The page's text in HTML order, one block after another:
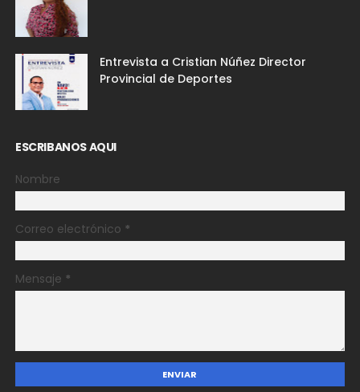
Entrevista a Cristian Núñez Director
Provincial de Deportes
ESCRIBANOS AQUI
Nombre
Correo electrónico *
Mensaje *